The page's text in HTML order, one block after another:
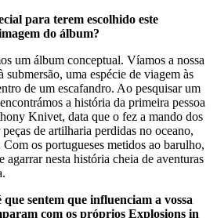
para terem escolhido este
do álbum?
um álbum conceptual. Víamos a nossa
uma espécie de viagem às
de um escafandro. Ao pesquisar um
a história da primeira pessoa
Knivet, data que o fez a mando dos
de artilharia perdidas no oceano,
os portugueses metidos ao barulho,
agarrar nesta história cheia de aventuras
que sentem que influenciam a vossa
com os próprios Explosions in